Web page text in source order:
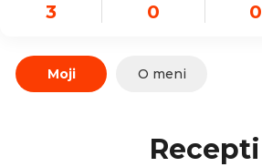
3 0 0
Moji O meni
Recepti